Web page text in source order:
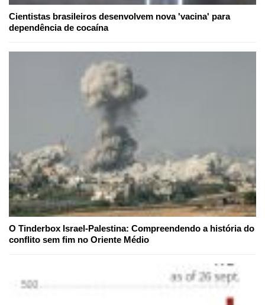
Cientistas brasileiros desenvolvem nova 'vacina' para
dependência de cocaína
O Tinderbox Israel-Palestina: Compreendendo a história do
conflito sem fim no Oriente Médio